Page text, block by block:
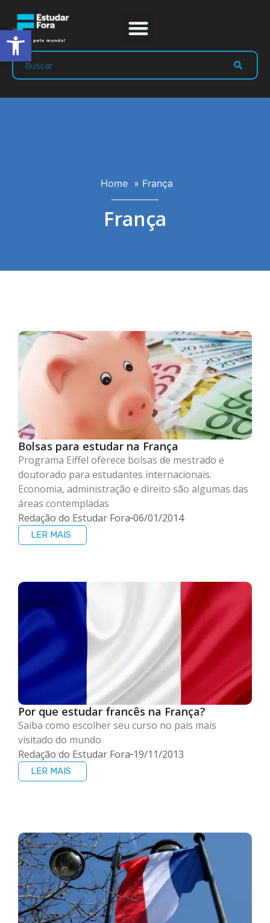
Abrir a barra de ferramentas
Home » França
França
Bolsas para estudar na França
Programa Eiffel oferece bolsas de mestrado e
doutorado para estudantes internacionais.
Economia, administração e direito são algumas das
áreas contempladas
Redação do Estudar Fora 06/01/2014
LER MAIS
Por que estudar francês na França?
Saiba como escolher seu curso no país mais
visitado do mundo
Redação do Estudar Fora 19/11/2013
LER MAIS